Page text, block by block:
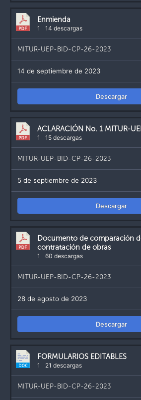
Enmienda
1 14 descargas
MITUR-UEP-BID-CP-26-2023
14 de septiembre de 2023
Descargar
ACLARACIÓN No. 1 MITUR-
1 15 descargas
MITUR-UEP-BID-CP-26-2023
5 de septiembre de 2023
Descargar
Documento de comparación
contratación de obras
1 60 descargas
MITUR-UEP-BID-CP-26-2023
28 de agosto de 2023
Descargar
FORMULARIOS EDITABLES
1 21 descargas
MITUR-UEP-BID-CP-26-2023